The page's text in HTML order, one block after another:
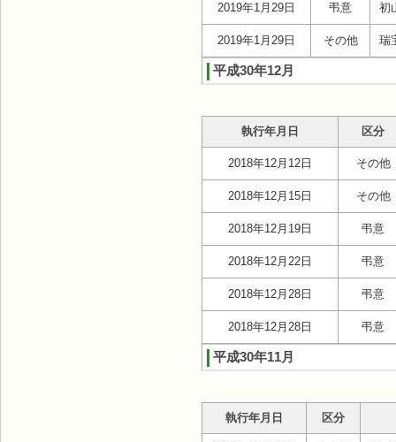
2019年1月29日 弔意 初
2019年1月29日 その他 瑞
平成30年12月
執行年月日 区分
2018年12月12日 その他
2018年12月15日 その他
2018年12月19日 弔意
2018年12月22日 弔意
2018年12月28日 弔意
2018年12月28日 弔意
平成30年11月
執行年月日 区分